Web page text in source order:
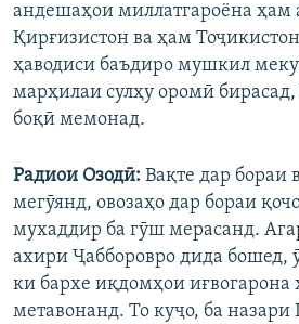
андешаҳои миллатгароёна ҳам
Қирғизистон ва ҳам
ҳаводиси баъдиро мушкил
марҳилаи сулҳу оромӣ
боқӣ мемонад.
Радиои Озодӣ: Вақте дар бораи
мегӯянд, овозаҳо дар бораи
мухаддир ба гӯш мерасанд.
ахири Ҷабборовро дида бошед,
ки бархе иқдомҳои иғвогарона
метавонанд. То куҷо, ба назари